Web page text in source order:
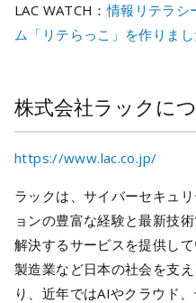
LAC WATCH：情報リテラシ
ム「リテらっこ」を作りまし
株式会社ラックに
https://www.lac.co.jp/
ラックは、サイバーセキュ
ョンの豊富な経験と最新技
解決するサービスを提供し
製造業など日本の社会を支
り、近年ではAIやクラウド